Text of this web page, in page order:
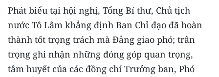
Đông Nam Bộ
Đồng bằng sông Cửu Long
Chuyên trang Hà Nội
Phát biểu tại hội nghị, Tổng Bí thư, Chủ tịch
nước Tô Lâm khẳng định Ban Chỉ đạo đã hoàn
thành tốt trọng trách mà Đảng giao phó; trân
trọng ghi nhận những đóng góp quan trọng,
tâm huyết của các đồng chí Trưởng ban, Phó